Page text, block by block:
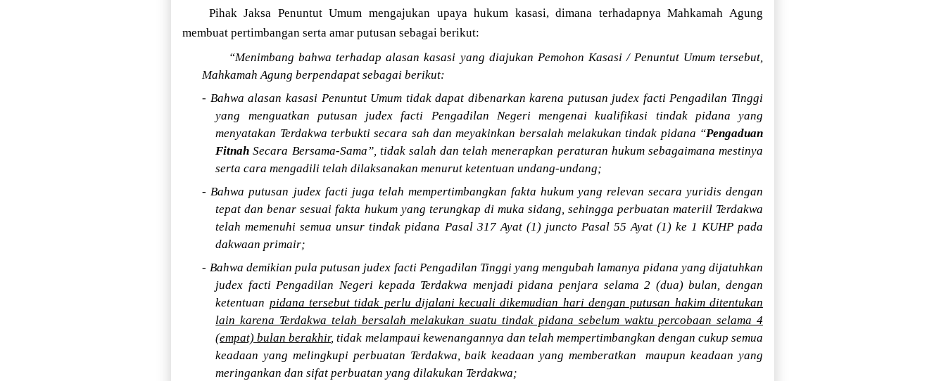
Pihak Jaksa Penuntut Umum mengajukan upaya hukum kasasi, dimana terhadapnya Mahkamah Agung
membuat pertimbangan serta amar putusan sebagai berikut:
“Menimbang bahwa terhadap alasan kasasi yang diajukan Pemohon Kasasi / Penuntut Umum tersebut,
Mahkamah Agung berpendapat sebagai berikut:
- Bahwa alasan kasasi Penuntut Umum tidak dapat dibenarkan karena putusan judex facti Pengadilan Tinggi
yang menguatkan putusan judex facti Pengadilan Negeri mengenai kualifikasi tindak pidana yang
menyatakan Terdakwa terbukti secara sah dan meyakinkan bersalah melakukan tindak pidana “Pengaduan
Fitnah Secara Bersama-Sama”, tidak salah dan telah menerapkan peraturan hukum sebagaimana mestinya
serta cara mengadili telah dilaksanakan menurut ketentuan undang-undang;
- Bahwa putusan judex facti juga telah mempertimbangkan fakta hukum yang relevan secara yuridis dengan
tepat dan benar sesuai fakta hukum yang terungkap di muka sidang, sehingga perbuatan materiil Terdakwa
telah memenuhi semua unsur tindak pidana Pasal 317 Ayat (1) juncto Pasal 55 Ayat (1) ke 1 KUHP pada
dakwaan primair;
- Bahwa demikian pula putusan judex facti Pengadilan Tinggi yang mengubah lamanya pidana yang dijatuhkan
judex facti Pengadilan Negeri kepada Terdakwa menjadi pidana penjara selama 2 (dua) bulan, dengan
ketentuan pidana tersebut tidak perlu dijalani kecuali dikemudian hari dengan putusan hakim ditentukan
lain karena Terdakwa telah bersalah melakukan suatu tindak pidana sebelum waktu percobaan selama 4
(empat) bulan berakhir, tidak melampaui kewenangannya dan telah mempertimbangkan dengan cukup semua
keadaan yang melingkupi perbuatan Terdakwa, baik keadaan yang memberatkan
maupun keadaan yang
meringankan dan sifat perbuatan yang dilakukan Terdakwa;